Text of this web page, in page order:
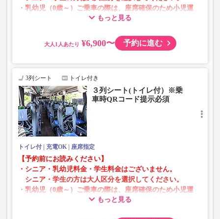
・乳幼児（0歳～）ご乗車の際は、座席確保のため小児運
賃での乗車券が必要です。
・AM1時～5時の間はシステムメンテナンスの為ご予約が
・在庫の状況はリアルタイムの表示ではございません。
※売り切れの場合でも残数が表示される場合がありま
す。
・販売日・便ごとに随時価格が変動いたします。購入時に
販売価格をご確認の上でご予約をお願いいたします。
・一部取り扱いのない停留所がある場合がございます。
もっと見る
大人 ¥6,900〜 予約に進む
3列シート トイレ付き
３列シート(トイレ付）※乗
車時QRコード提示必須
トイレ付 充電OK 座席指定
【予約前にお読みください】
・シニア・乳幼児料金・学生料金はございません。
シニア・学生の方は大人区分を選択してください。
・乳幼児（0歳～）ご乗車の際は、座席確保のため小児運
賃での乗車券が必要です。もっと見る